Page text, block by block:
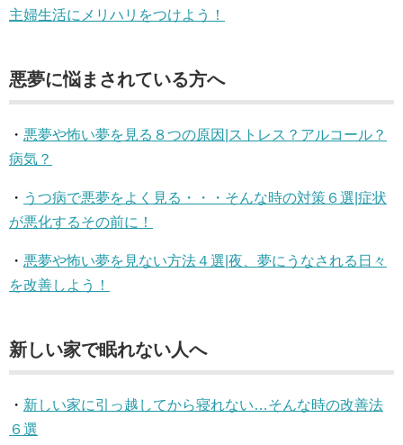
主婦生活にメリハリをつけよう！
悪夢に悩まされている方へ
・ 悪夢や怖い夢を見る８つの原因|ストレス？アルコール？
病気？
・ うつ病で悪夢をよく見る・・・そんな時の対策６選|症状
が悪化するその前に！
・ 悪夢や怖い夢を見ない方法４選|夜、夢にうなされる日々
を改善しよう！
新しい家で眠れない人へ
・ 新しい家に引っ越してから寝れない…そんな時の改善法
６選